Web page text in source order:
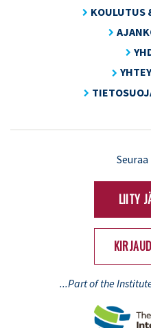
KOULUTUS
LIITY
...Part of the